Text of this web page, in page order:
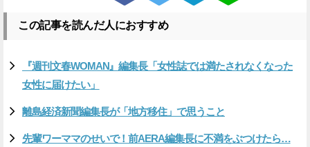
この記事を読んだ人におすすめ
『週刊文春WOMAN』編集長「女性誌では満たされなくなった
女性に届けたい」
離島経済新聞編集長が「地方移住」で思うこと
先輩ワーママのせいで！前AERA編集長に不満をぶつけたら…